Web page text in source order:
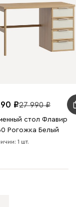
27 990
стол Флавир
Рогожка Белый
1 шт.